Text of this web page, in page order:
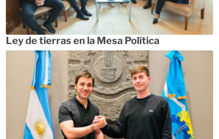
Ley de tierras en la Mesa Política